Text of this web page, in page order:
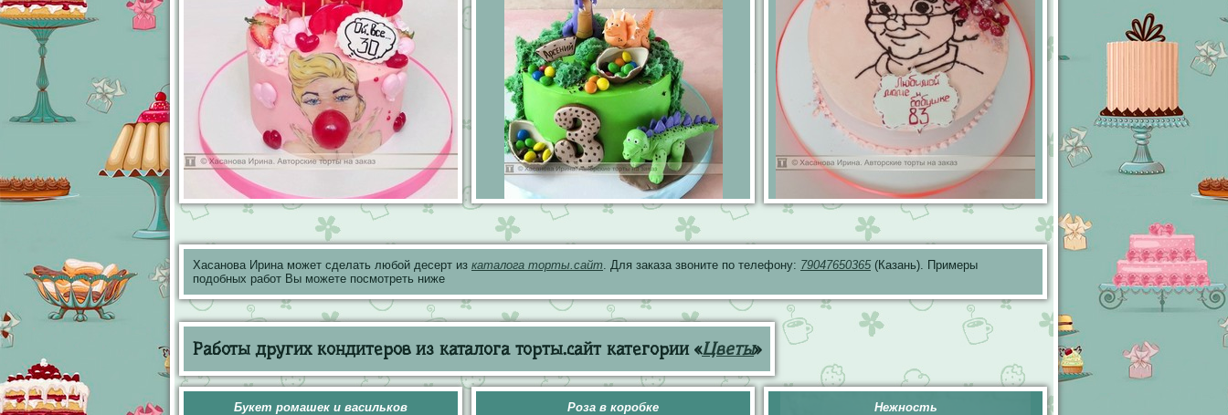
Хасанова Ирина может сделать любой десерт из каталога торты.сайт. Для заказа звоните по телефону: 79047650365 (Казань). Примеры
подобных работ Вы можете посмотреть ниже
Работы других кондитеров из каталога торты.сайт категории «Цветы»
Букет ромашек и васильков Роза в коробке Нежность